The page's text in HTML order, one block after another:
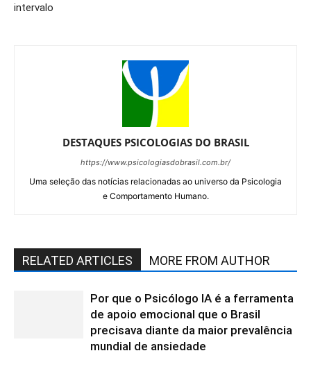
intervalo
DESTAQUES PSICOLOGIAS DO BRASIL
https://www.psicologiasdobrasil.com.br/
Uma seleção das notícias relacionadas ao universo da Psicologia
e Comportamento Humano.
RELATED ARTICLES MORE FROM AUTHOR
Por que o Psicólogo IA é a ferramenta
de apoio emocional que o Brasil
precisava diante da maior prevalência
mundial de ansiedade